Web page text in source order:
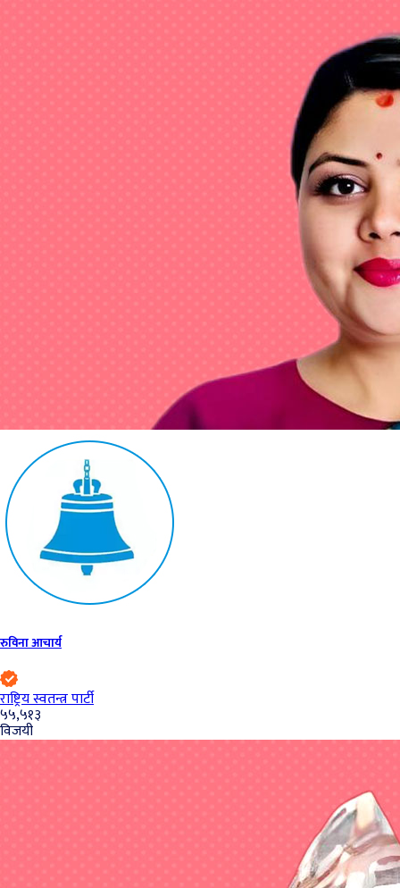
रुविना आचार्य
राष्ट्रिय स्वतन्त्र पार्टी
५५,५१३
विजयी